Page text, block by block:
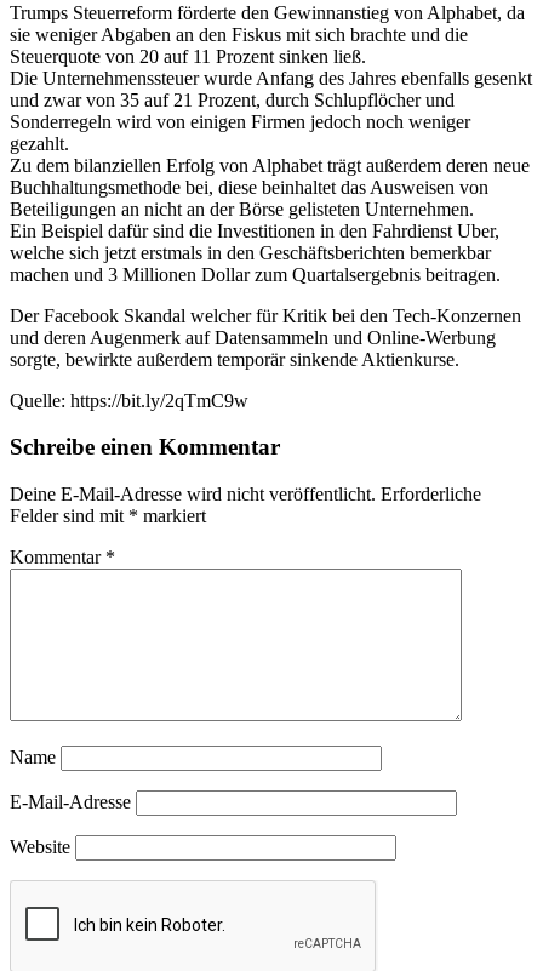
Trumps Steuerreform förderte den Gewinnanstieg von Alphabet, da
sie weniger Abgaben an den Fiskus mit sich brachte und die
Steuerquote von 20 auf 11 Prozent sinken ließ.
Die Unternehmenssteuer wurde Anfang des Jahres ebenfalls gesenkt
und zwar von 35 auf 21 Prozent, durch Schlupflöcher und
Sonderregeln wird von einigen Firmen jedoch noch weniger
gezahlt.
Zu dem bilanziellen Erfolg von Alphabet trägt außerdem deren neue
Buchhaltungsmethode bei, diese beinhaltet das Ausweisen von
Beteiligungen an nicht an der Börse gelisteten Unternehmen.
Ein Beispiel dafür sind die Investitionen in den Fahrdienst Uber,
welche sich jetzt erstmals in den Geschäftsberichten bemerkbar
machen und 3 Millionen Dollar zum Quartalsergebnis beitragen.
Der Facebook Skandal welcher für Kritik bei den Tech-Konzernen
und deren Augenmerk auf Datensammeln und Online-Werbung
sorgte, bewirkte außerdem temporär sinkende Aktienkurse.
Quelle: https://bit.ly/2qTmC9w
Schreibe einen Kommentar
Deine E-Mail-Adresse wird nicht veröffentlicht. Erforderliche
Felder sind mit * markiert
Kommentar *
Name
E-Mail-Adresse
Website